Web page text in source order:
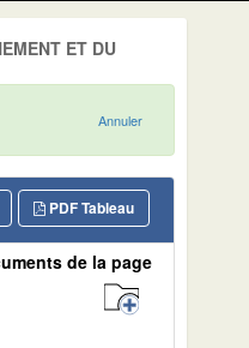
ET DU
Annuler
PDF Tableau
de la page